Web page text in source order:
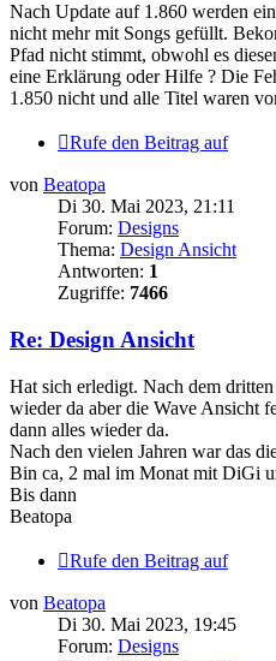
Nach Update auf 1.860 werden
nicht mehr mit Songs gefüllt.
Pfad nicht stimmt, obwohl es
eine Erklärung oder Hilfe ? Die
1.850 nicht und alle Titel waren
Rufe den Beitrag auf
von Beatopa
Di 30. Mai 2023, 21:11
Forum: Designs
Thema: Design Ansicht
Antworten: 1
Zugriffe: 7466
Re: Design Ansicht
Hat sich erledigt. Nach dem
wieder da aber die Wave Ansicht
dann alles wieder da.
Nach den vielen Jahren war das
Bin ca, 2 mal im Monat mit DiGi
Bis dann
Beatopa
Rufe den Beitrag auf
von Beatopa
Di 30. Mai 2023, 19:45
Forum: Designs